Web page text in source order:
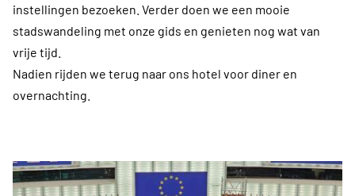
instellingen bezoeken. Verder doen we een mooie
stadswandeling met onze gids en genieten nog wat van
vrije tijd.
Nadien rijden we terug naar ons hotel voor diner en
overnachting.